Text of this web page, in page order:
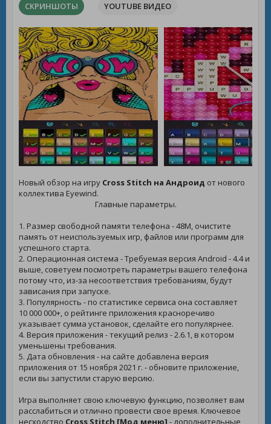
СКРИНШОТЫ YOUTUBE ВИДЕО
Новый обзор на игру Cross Stitch на Андроид от нового
коллектива Eyewind.
Главные параметры.
1. Размер свободной памяти телефона - 48M, очистите
память от неиспользуемых игр, файлов или программ для
успешного старта.
2. Операционная система - Требуемая версия Android - 4.4 и
выше, советуем посмотреть параметры вашего телефона
потому что, из-за несоответствия требованиям, будут
зависания при запуске.
3. Популярность - по статистике сервиса она составляет
10 000 000+, о рейтинге приложения красноречиво
указывает сумма установок, сделайте его популярнее.
4. Версия приложения - текущий релиз - 2.6.1, в котором
уменьшены требования.
5. Дата обновления - на сайте добавлена версия
приложения от 15 ноября 2021 г. - обновите приложение,
если вы запустили старую версию.
Игра выполняет свою ключевую функцию, позволяет вам
расслабиться и отлично провести свое время. Ключевое
несходство Cross Stitch [Мод меню] - дополнительные